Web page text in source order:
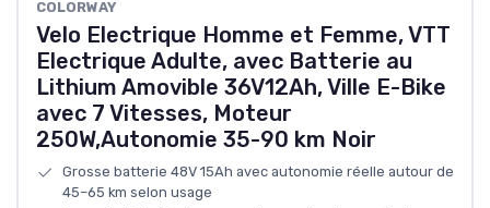
COLORWAY
Velo Electrique Homme et Femme, VTT
Electrique Adulte, avec Batterie au
Lithium Amovible 36V12Ah, Ville E-Bike
avec 7 Vitesses, Moteur
250W,Autonomie 35-90 km Noir
Grosse batterie 48V 15Ah avec autonomie réelle autour de
45–65 km selon usage